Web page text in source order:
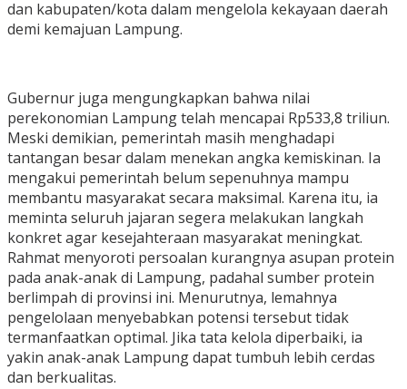
dan kabupaten/kota dalam mengelola kekayaan daerah
demi kemajuan Lampung.
Gubernur juga mengungkapkan bahwa nilai
perekonomian Lampung telah mencapai Rp533,8 triliun.
Meski demikian, pemerintah masih menghadapi
tantangan besar dalam menekan angka kemiskinan. Ia
mengakui pemerintah belum sepenuhnya mampu
membantu masyarakat secara maksimal. Karena itu, ia
meminta seluruh jajaran segera melakukan langkah
konkret agar kesejahteraan masyarakat meningkat.
Rahmat menyoroti persoalan kurangnya asupan protein
pada anak-anak di Lampung, padahal sumber protein
berlimpah di provinsi ini. Menurutnya, lemahnya
pengelolaan menyebabkan potensi tersebut tidak
termanfaatkan optimal. Jika tata kelola diperbaiki, ia
yakin anak-anak Lampung dapat tumbuh lebih cerdas
dan berkualitas.